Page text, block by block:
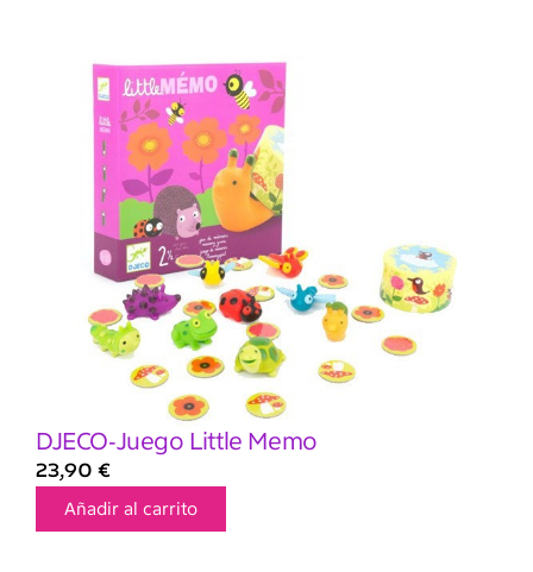
DJECO-Juego Little Memo
23,90 €
Añadir al carrito